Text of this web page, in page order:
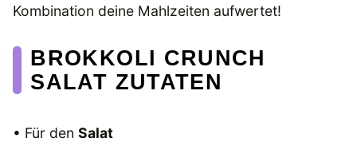
Kombination deine Mahlzeiten aufwertet!
BROKKOLI CRUNCH
SALAT ZUTATEN
• Für den Salat